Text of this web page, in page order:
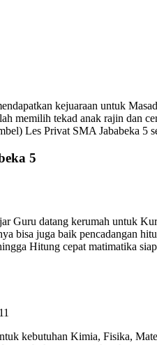
kejuaraan untuk
memilih tekad anak rajin dan
Les Privat SMA Jababeka 5
5
Guru datang kerumah untuk
bisa juga baik pencadangan
Hitung cepat matimatika
kebutuhan Kimia, Fisika,